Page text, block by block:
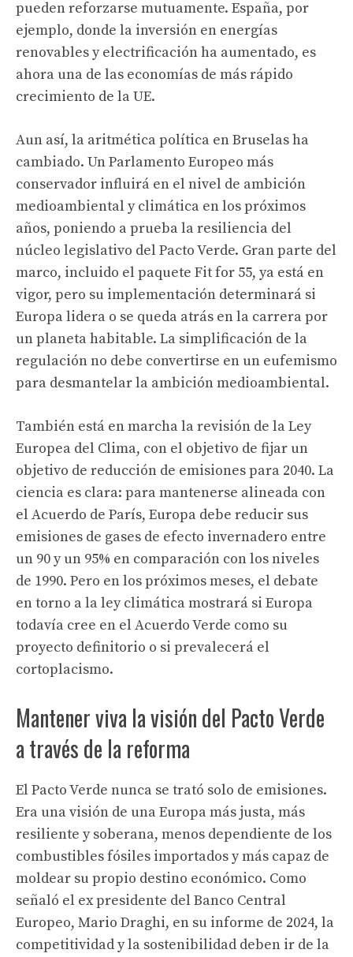
pueden reforzarse mutuamente. España, por
ejemplo, donde la inversión en energías
renovables y electrificación ha aumentado, es
ahora una de las economías de más rápido
crecimiento de la UE.
Aun así, la aritmética política en Bruselas ha
cambiado. Un Parlamento Europeo más
conservador influirá en el nivel de ambición
medioambiental y climática en los próximos
años, poniendo a prueba la resiliencia del
núcleo legislativo del Pacto Verde. Gran parte del
marco, incluido el paquete Fit for 55, ya está en
vigor, pero su implementación determinará si
Europa lidera o se queda atrás en la carrera por
un planeta habitable. La simplificación de la
regulación no debe convertirse en un eufemismo
para desmantelar la ambición medioambiental.
También está en marcha la revisión de la Ley
Europea del Clima, con el objetivo de fijar un
objetivo de reducción de emisiones para 2040. La
ciencia es clara: para mantenerse alineada con
el Acuerdo de París, Europa debe reducir sus
emisiones de gases de efecto invernadero entre
un 90 y un 95% en comparación con los niveles
de 1990. Pero en los próximos meses, el debate
en torno a la ley climática mostrará si Europa
todavía cree en el Acuerdo Verde como su
proyecto definitorio o si prevalecerá el
cortoplacismo.
Mantener viva la visión del Pacto Verde
a través de la reforma
El Pacto Verde nunca se trató solo de emisiones.
Era una visión de una Europa más justa, más
resiliente y soberana, menos dependiente de los
combustibles fósiles importados y más capaz de
moldear su propio destino económico. Como
señaló el ex presidente del Banco Central
Europeo, Mario Draghi, en su informe de 2024, la
competitividad y la sostenibilidad deben ir de la